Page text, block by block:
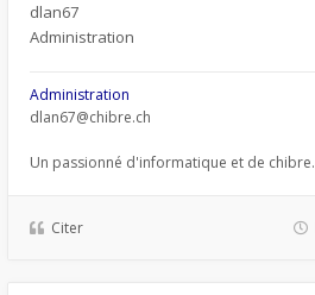
dlan67
Administration
Administration
dlan67@chibre.ch
Un passionné d'informatique et de chibre.
Citer